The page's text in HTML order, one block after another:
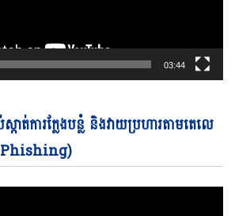
03:44
កាត់ការក្លែងបន្លំ និងវាយប្រហារតាមតេលេ
Phishing)